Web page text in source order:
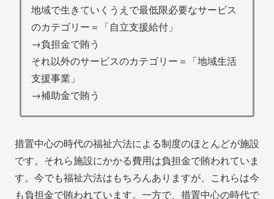
地域で生きていくうえで最低限必要なサービス
のカテゴリー＝「自立支援給付」
→負担金で賄う
それ以外のサービスのカテゴリー＝「地域生活
支援事業」
→補助金で賄う
措置中心の時代の福祉六法による制度のほとんどが施設
です。それら施設にかかる費用は負担金で賄われていま
す。今でも福祉六法はもちろんありますが、これらは今
も負担金で賄われています。一方で、措置中心の時代で